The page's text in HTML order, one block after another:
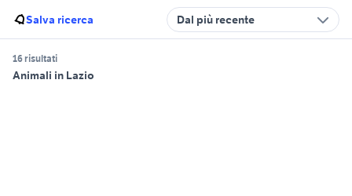
Salva ricerca Dal più recente
16 risultati
Animali in Lazio